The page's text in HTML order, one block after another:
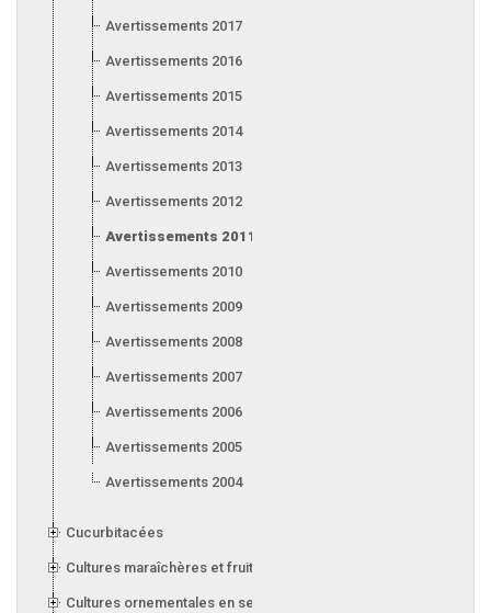
Avertissements 2017
Avertissements 2016
Avertissements 2015
Avertissements 2014
Avertissements 2013
Avertissements 2012
Avertissements 2011
Avertissements 2010
Avertissements 2009
Avertissements 2008
Avertissements 2007
Avertissements 2006
Avertissements 2005
Avertissements 2004
Cucurbitacées
Cultures maraîchères et fruitières en serre
Cultures ornementales en serre